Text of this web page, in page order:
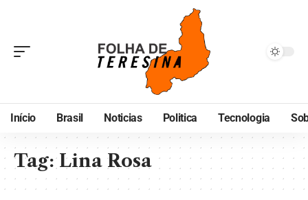
Início Brasil Noticias Politica Tecnologia
Tag:Lina Rosa